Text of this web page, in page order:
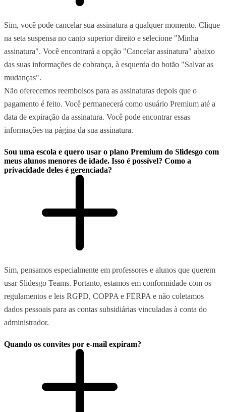
Sim, você pode cancelar sua assinatura a qualquer momento. Clique
na seta suspensa no canto superior direito e selecione "Minha
assinatura". Você encontrará a opção "Cancelar assinatura" abaixo
das suas informações de cobrança, à esquerda do botão "Salvar as
mudanças".
Não oferecemos reembolsos para as assinaturas depois que o
pagamento é feito. Você permanecerá como usuário Premium até a
data de expiração da assinatura. Você pode encontrar essas
informações na página da sua assinatura.
Sou uma escola e quero usar o plano Premium do Slidesgo com
meus alunos menores de idade. Isso é possível? Como a
privacidade deles é gerenciada?
Sim, pensamos especialmente em professores e alunos que querem
usar Slidesgo Teams. Portanto, estamos em conformidade com os
regulamentos e leis RGPD, COPPA e FERPA e não coletamos
dados pessoais para as contas subsidiárias vinculadas à conta do
administrador.
Quando os convites por e-mail expiram?